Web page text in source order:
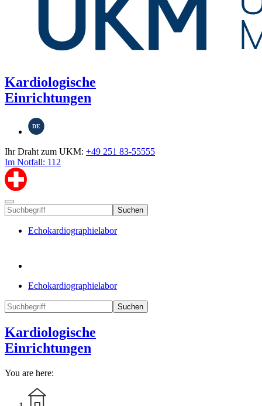
Kardiologische
Einrichtungen
DE
Ihr Draht zum UKM: +49 251 83-55555
Im Notfall: 112
Suchen
Echokardiographielabor
Echokardiographielabor
Suchen
Kardiologische
Einrichtungen
You are here: